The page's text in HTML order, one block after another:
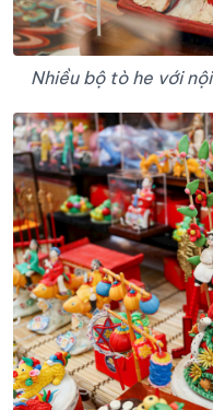
Nhiều bộ tò he với